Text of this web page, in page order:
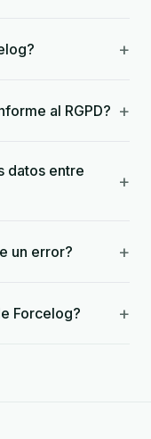
+
al RGPD? +
datos entre
+
un error? +
Forcelog? +